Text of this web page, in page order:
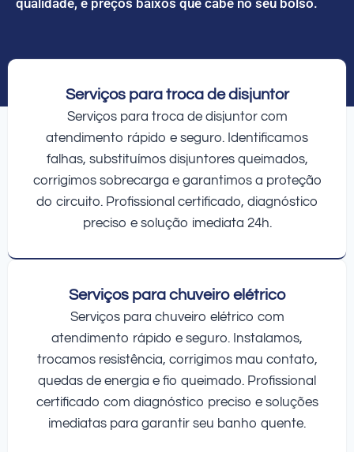
Serviços para troca de disjuntor
Serviços para troca de disjuntor com
atendimento rápido e seguro. Identificamos
falhas, substituímos disjuntores queimados,
corrigimos sobrecarga e garantimos a proteção
do circuito. Profissional certificado, diagnóstico
preciso e solução imediata 24h.
Serviços para chuveiro elétrico
Serviços para chuveiro elétrico com
atendimento rápido e seguro. Instalamos,
trocamos resistência, corrigimos mau contato,
quedas de energia e fio queimado. Profissional
certificado com diagnóstico preciso e soluções
imediatas para garantir seu banho quente.